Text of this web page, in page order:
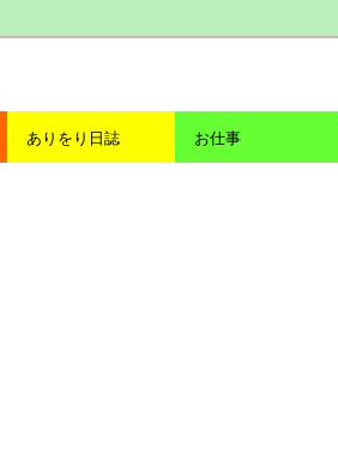
ありをり日誌 お仕事